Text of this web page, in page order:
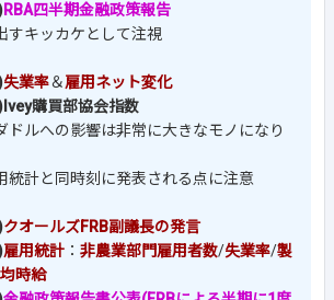
RBA四半期金融政策報告
キッカケとして注視
失業率＆雇用ネット変化
購買部協会指数
ルへの影響は非常に大きなモノになり
統計と同時刻に発表される点に注意
クオールズFRB副議長の発言
雇用統計 ： 非農業部門雇用者数/失業率/製
時給